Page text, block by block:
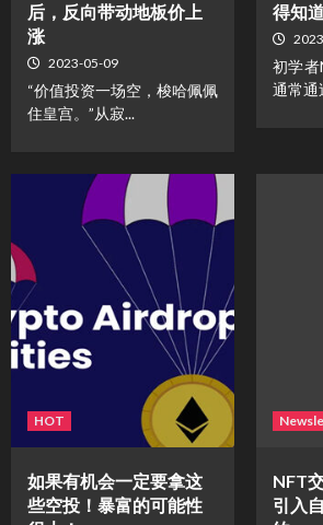
后，反向带动地板价上
涨
2023-05-09
“价值投资一场空，梭哈佩佩
住皇宫。”从寂...
得知
初学
通常通
HOT
如果有机会一定要拿这
些空投！暴富的可能性
NFT
引入